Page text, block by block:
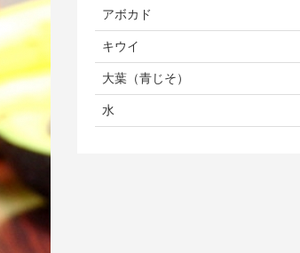
アボカド
キウイ
大葉（青じそ）
水